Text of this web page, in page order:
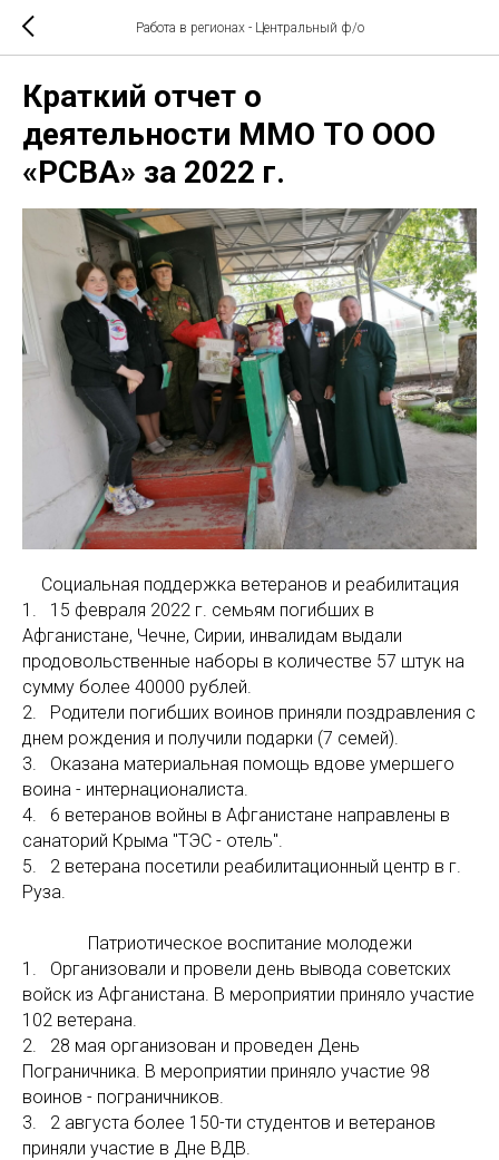
Работа в регионах - Центральный ф/о
Краткий отчет о
деятельности ММО ТО ООО
«РСВА» за 2022 г.
Социальная поддержка ветеранов и реабилитация
1. 15 февраля 2022 г. семьям погибших в
Афганистане, Чечне, Сирии, инвалидам выдали
продовольственные наборы в количестве 57 штук на
сумму более 40000 рублей.
2. Родители погибших воинов приняли поздравления с
днем рождения и получили подарки (7 семей).
3. Оказана материальная помощь вдове умершего
воина - интернационалиста.
4. 6 ветеранов войны в Афганистане направлены в
санаторий Крыма "ТЭС - отель".
5. 2 ветерана посетили реабилитационный центр в г.
Руза.
Патриотическое воспитание молодежи
1. Организовали и провели день вывода советских
войск из Афганистана. В мероприятии приняло участие
102 ветерана.
2. 28 мая организован и проведен День
Пограничника. В мероприятии приняло участие 98
воинов - пограничников.
3. 2 августа более 150-ти студентов и ветеранов
приняли участие в Дне ВДВ.